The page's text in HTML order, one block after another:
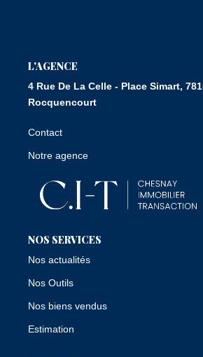
L'AGENCE
4 Rue De La Celle - Place Simart,
Rocquencourt
Contact
Notre agence
NOS SERVICES
Nos actualités
Nos Outils
Nos biens vendus
Estimation